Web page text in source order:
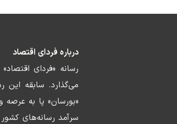
درباره فردای اقتصاد
رسانه «فردای
«بورسان» پا به
سرآمد رسانه‌های